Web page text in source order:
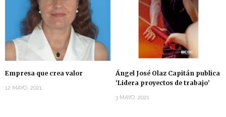
Empresa que crea valor
12 MAYO, 2021
Ángel José Olaz Capitán publica
‘Lidera proyectos de trabajo’
3 MAYO, 2021